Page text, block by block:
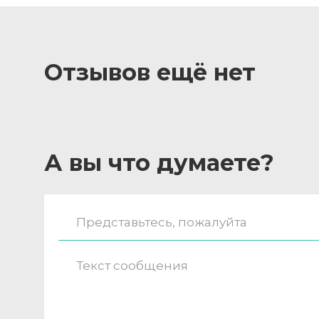
Отзывов ещё нет
А вы что думаете?